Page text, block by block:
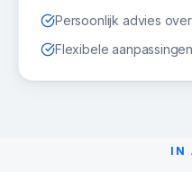
Persoonlijk advies
Flexibele
IN